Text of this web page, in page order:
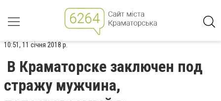
10:51, 11 січня 2018 р.
В Краматорске заключен под
стражу мужчина,